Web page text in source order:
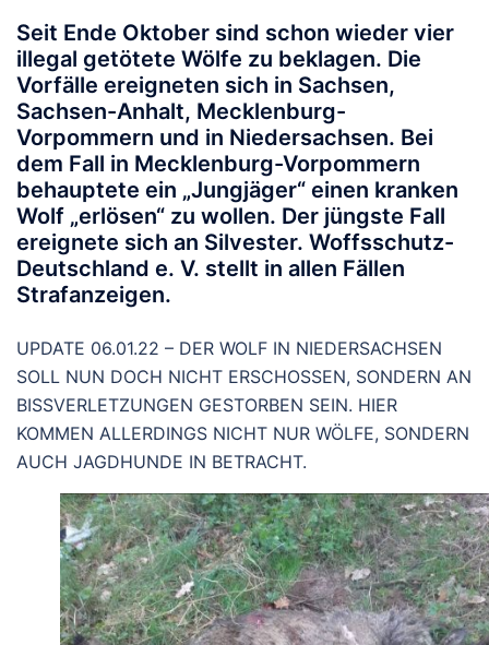
Seit Ende Oktober sind schon wieder vier
illegal getötete Wölfe zu beklagen. Die
Vorfälle ereigneten sich in Sachsen,
Sachsen-Anhalt, Mecklenburg-
Vorpommern und in Niedersachsen. Bei
dem Fall in Mecklenburg-Vorpommern
behauptete ein „Jungjäger“ einen kranken
Wolf „erlösen“ zu wollen. Der jüngste Fall
ereignete sich an Silvester. Woffsschutz-
Deutschland e. V. stellt in allen Fällen
Strafanzeigen.
UPDATE 06.01.22 – DER WOLF IN NIEDERSACHSEN
SOLL NUN DOCH NICHT ERSCHOSSEN, SONDERN AN
BISSVERLETZUNGEN GESTORBEN SEIN. HIER
KOMMEN ALLERDINGS NICHT NUR WÖLFE, SONDERN
AUCH JAGDHUNDE IN BETRACHT.